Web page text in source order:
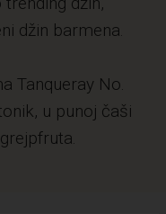
džin barmena.
Tanqueray No.
u punoj čaši